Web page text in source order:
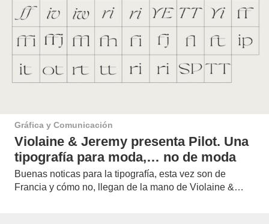
Gráfica y Comunicación
Violaine & Jeremy presenta Pilot. Una
tipografía para moda,… no de moda
Buenas noticas para la tipografía, esta vez son de
Francia y cómo no, llegan de la mano de Violaine &…